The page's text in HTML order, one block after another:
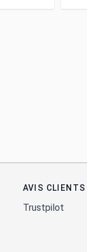
AVIS CLIENTS
Trustpilot